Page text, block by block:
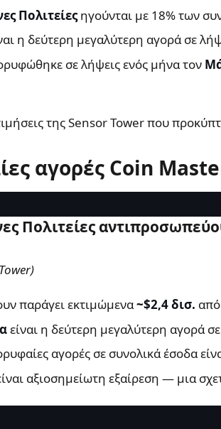
Πολιτείεςηγούνται με 18% των
η δεύτερη μεγαλύτερη αγορά σε
σε λήψεις ενός μήνα τον
της Sensor Tower που
αγορές Coin
Πολιτείες
παράγει εκτιμώμενα~$2,4 δισ.
είναι η δεύτερη μεγαλύτερη αγορά
αγορές σε συνολικά έσοδα
αξιοσημείωτη εξαίρεση — μια